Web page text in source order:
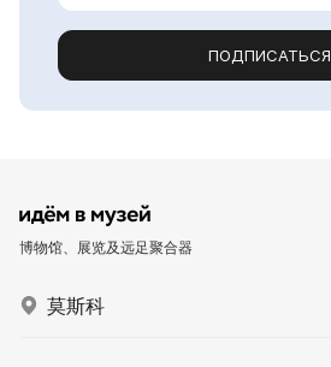
ПОДПИСАТЬСЯ
博物馆、展览及远足聚合器
莫斯科